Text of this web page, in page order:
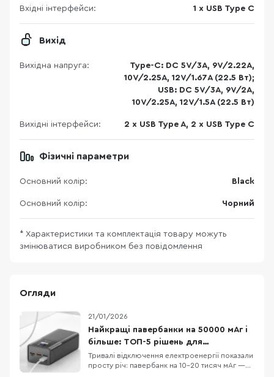
Вхідні інтерфейси: 1 x USB Type C
Вихід
Вихідна напруга:
Type-C: DC 5V/3А, 9V/2.22А,
10V/2.25A, 12V/1.67А (22.5 Вт);
USB: DC 5V/3А, 9V/2А,
10V/2.25A, 12V/1.5А (22.5 Вт)
Вихідні інтерфейси: 2 x USB Type A, 2 x USB Type C
Фізичні параметри
Основний колір: Black
Основний колір: Чорний
* Характеристики та комплектація товару можуть
змінюватися виробником без повідомлення
Огляди
21/01/2026
Найкращі павербанки на 50000 мАг і
більше: ТОП-5 рішень для
відключень і поїздок
Тривалі відключення електроенергії показали
просту річ: павербанк на 10–20 тисяч мАг —